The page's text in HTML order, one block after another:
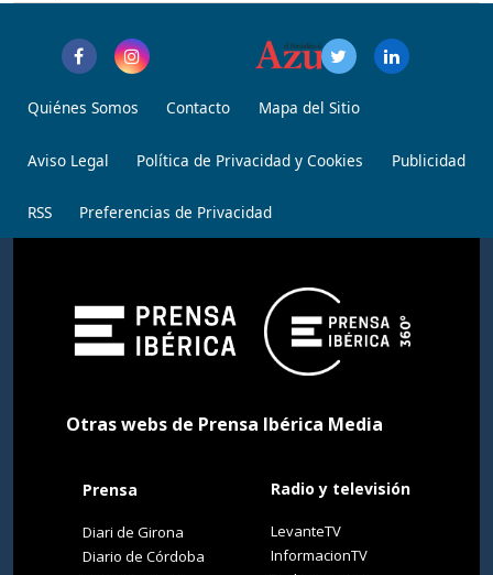
Quiénes Somos Contacto Mapa del Sitio
Aviso Legal Política de Privacidad y Cookies Publicidad
RSS Preferencias de Privacidad
Otras webs de Prensa Ibérica Media
Prensa
Diari de Girona
Diario de Córdoba
Radio y televisión
LevanteTV
InformacionTV